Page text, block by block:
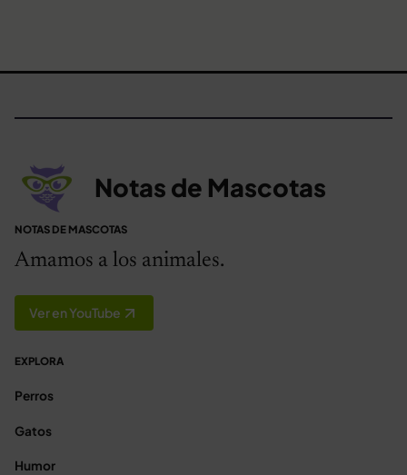
Notas de Mascotas
NOTAS DE MASCOTAS
Amamos a los animales.
Ver en YouTube
EXPLORA
Perros
Gatos
Humor